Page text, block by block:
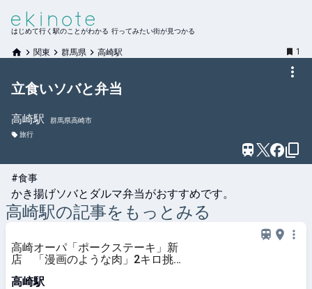
はじめて行く駅のことがわかる 行ってみたい街が見つかる
関東 群馬県 高崎駅 1
立食いソバと弁当
高崎駅
群馬県高崎市
旅行
#食事
かき揚げソバとダルマ弁当がおすすめです。
高崎駅の記事をもっとみる
高崎オーパ「ポークステーキ」新
店 「漫画のような肉」2キロ挑戦
高崎駅